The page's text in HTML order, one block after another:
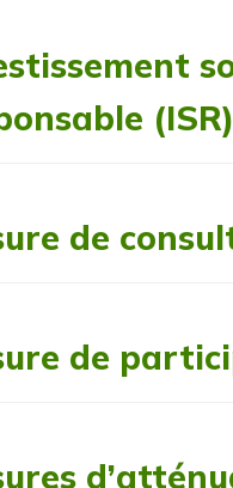
(ISR)
de
de